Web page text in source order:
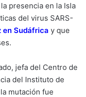
presencia en la Isla
del virus SARS-
en Sudáfrica y que
jefa del Centro de
del Instituto de
mutación fue